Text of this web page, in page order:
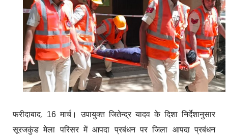
फरीदाबाद, 16 मार्च। उपायुक्त जितेन्द्र यादव के दिशा निर्देशानुसार
सूरजकुंड मेला परिसर में आपदा प्रबंधन पर जिला आपदा प्रबंधन